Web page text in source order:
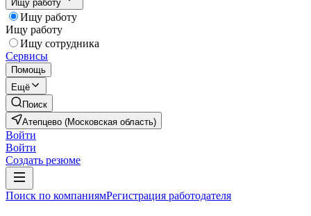
Ищу работу
Ищу работу
Ищу работу
Ищу сотрудника
Сервисы
Помощь
Ещё
Поиск
Атепцево (Московская область)
Войти
Войти
Создать резюме
Поиск по компаниямРегистрация работодателя